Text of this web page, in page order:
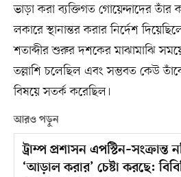
ভাড়া করা ব্যক্তিগত গোয়েন্দাদের
লকারে স্থানান্তর করার নির্দেশ
শতাব্দীর শুরুর দশকের মাঝামাঝি
তল্লাশি চলেছিল এবং সম্ভবত কেউ
বিষয়ে সতর্ক করেছিল।
আরও পড়ুন
ট্রাম্প প্রশাসন এপস্টিন–সংক্রান্ত
‘আড়াল করার’ চেষ্টা করছে: